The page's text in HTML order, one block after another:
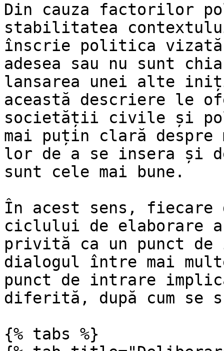
Din cauza factorilor
stabilitatea
înscrie politica vizată,
adesea sau nu sunt
lansarea unei alte
această descriere le
societății civile și
mai puțin clară despre
lor de a se insera și
sunt cele mai bune.
În acest sens,
ciclului de
privită ca un punct
dialogul între mai
punct de intrare
diferită, după cum se
{% tabs %}